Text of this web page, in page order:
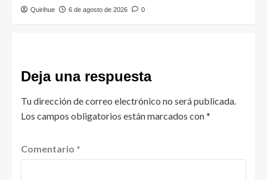
Quirihue 6 de agosto de 2026 0
Deja una respuesta
Tu dirección de correo electrónico no será publicada.
Los campos obligatorios están marcados con*
Comentario *